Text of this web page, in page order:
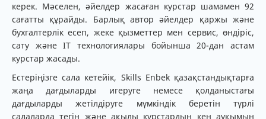
керек. Мәселен, әйелдер жасаған курстар шамамен 92
сағатты құрайды. Барлық автор әйелдер қаржы және
бухгалтерлік есеп, жеке қызметтер мен сервис, өндіріс,
сату және IT технологиялары бойынша 20-дан астам
курстар жасады.
Естеріңізге сала кетейік, Skills Enbek қазақстандықтарға
жаңа дағдыларды игеруге немесе қолданыстағы
дағдыларды жетілдіруге мүмкіндік беретін түрлі
салаларда тегін және ақылы курстардың кең ауқымын